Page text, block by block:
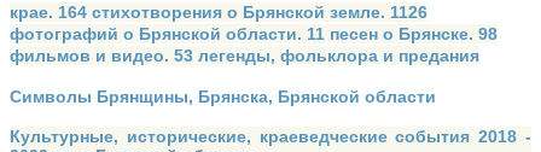
крае. 164 стихотворения о Брянской земле. 1126
фотографий о Брянской области. 11 песен о Брянске. 98
фильмов и видео. 53 легенды, фольклора и предания
Символы Брянщины, Брянска, Брянской области
Культурные, исторические, краеведческие события 2018 -